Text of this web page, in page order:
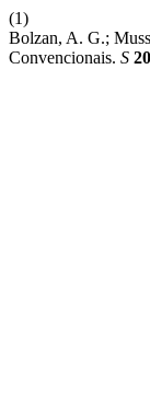
(1)
Bolzan, A. G.;
Convencionais. S